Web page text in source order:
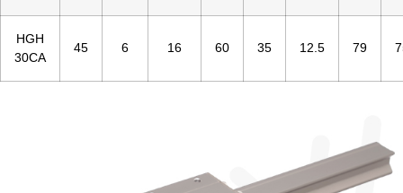
HGH
30CA
45 6 16 60 35 12.5 79